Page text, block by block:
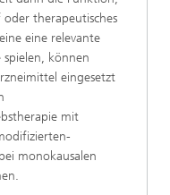
therapeutisches
eine relevante
spielen, können
eingesetzt
mit
monokausalen